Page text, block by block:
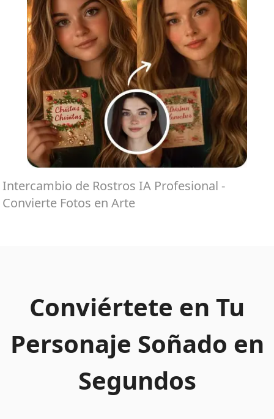
Intercambio de Rostros IA Profesional -
Convierte Fotos en Arte
Conviértete en Tu
Personaje Soñado en
Segundos